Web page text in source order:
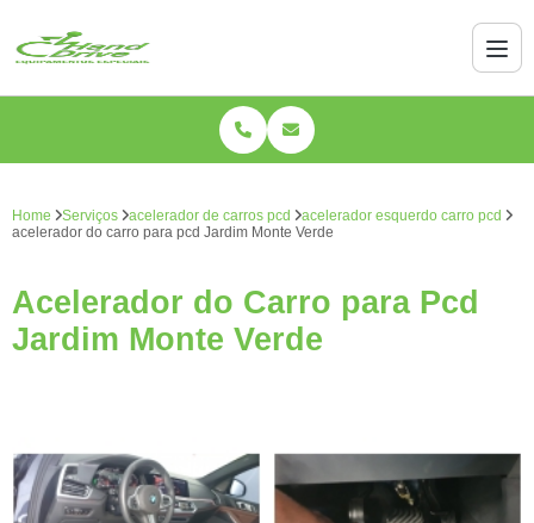
Home Serviços acelerador de carros pcd
acelerador esquerdo carro pcd
acelerador do carro para pcd Jardim Monte Verde
Acelerador do Carro para Pcd
Jardim Monte Verde